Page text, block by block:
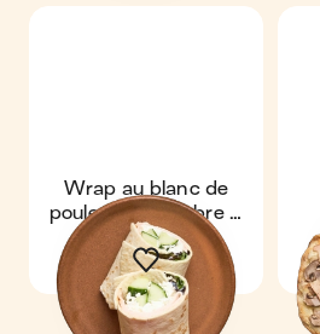
Wrap au blanc de
poulet, concombre &
tzatziki